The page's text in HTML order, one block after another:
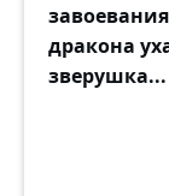
дракона
зверушка...